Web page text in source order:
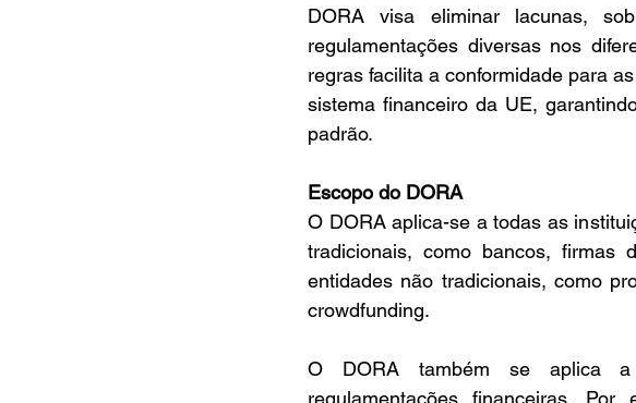
DORA visa eliminar lacunas,
regulamentações diversas nos
regras facilita a conformidade para
sistema financeiro da UE,
padrão.
Escopo do DORA
O DORA aplica-se a todas as
tradicionais, como bancos, firmas
entidades não tradicionais, como
crowdfunding.
O DORA também se aplica a
regulamentações financeiras.